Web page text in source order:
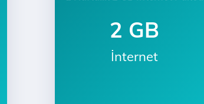
2 GB
İnternet